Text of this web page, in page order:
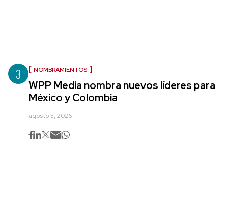
3 NOMBRAMIENTOS
WPP Media nombra nuevos líderes para
México y Colombia
agosto 5, 2026